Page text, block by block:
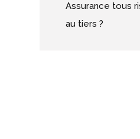
Assurance tous
au tiers ?